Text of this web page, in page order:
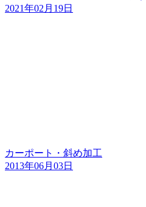
2021年02月19日
カーポート・斜め加工
2013年06月03日